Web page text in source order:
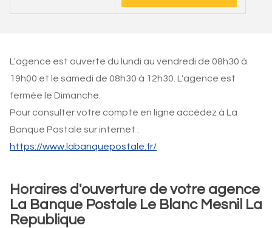
L'agence est ouverte du lundi au vendredi de 08h30 à
19h00 et le samedi de 08h30 à 12h30. L'agence est
fermée le Dimanche.
Pour consulter votre compte en ligne accédez à La
Banque Postale sur internet :
https://www.labanquepostale.fr/
Horaires d'ouverture de votre agence
La Banque Postale Le Blanc Mesnil La
Republique